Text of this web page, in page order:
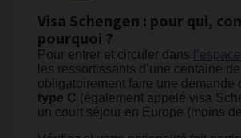
Visa Schengen : pour qui,
pourquoi ?
Pour entrer et circuler dans
les ressortissants d’une centaine
obligatoirement faire une demande
type C (également appelé visa
un court séjour en Europe (moins